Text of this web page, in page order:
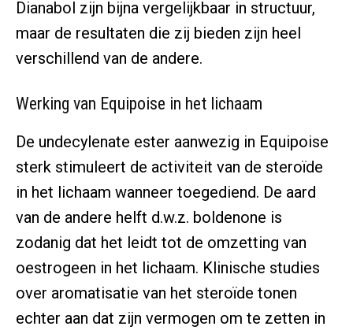
Dianabol zijn bijna vergelijkbaar in structuur,
maar de resultaten die zij bieden zijn heel
verschillend van de andere.
Werking van Equipoise in het lichaam
De undecylenate ester aanwezig in Equipoise
sterk stimuleert de activiteit van de steroïde
in het lichaam wanneer toegediend. De aard
van de andere helft d.w.z. boldenone is
zodanig dat het leidt tot de omzetting van
oestrogeen in het lichaam. Klinische studies
over aromatisatie van het steroïde tonen
echter aan dat zijn vermogen om te zetten in